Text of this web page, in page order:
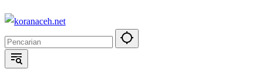
Langsung
konten